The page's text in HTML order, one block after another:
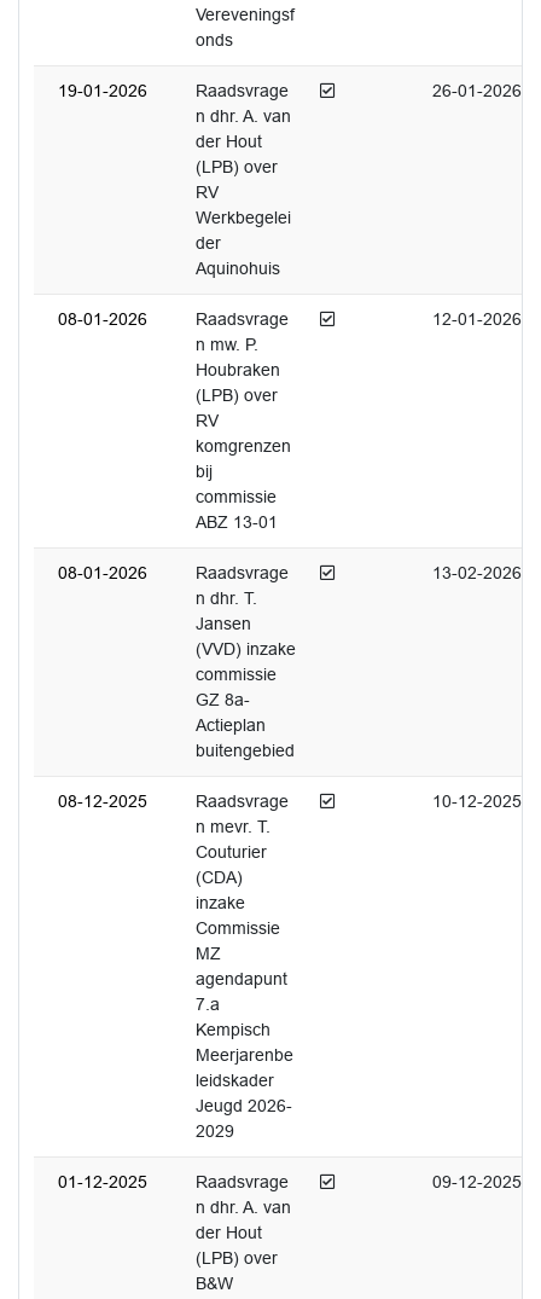
Vereveningsf
onds
19-01-2026
Raadsvrage
n dhr. A. van
der Hout
(LPB) over
RV
Werkbegelei
der
Aquinohuis
Afgedaan 26-01-2026
08-01-2026
Raadsvrage
n mw. P.
Houbraken
(LPB) over
RV
komgrenzen
bij
commissie
ABZ 13-01
Afgedaan 12-01-2026
08-01-2026
Raadsvrage
n dhr. T.
Jansen
(VVD) inzake
commissie
GZ 8a-
Actieplan
buitengebied
Afgedaan 13-02-2026
08-12-2025
Raadsvrage
n mevr. T.
Couturier
(CDA)
inzake
Commissie
MZ
agendapunt
7.a
Kempisch
Meerjarenbe
leidskader
Jeugd 2026-
2029
Afgedaan 10-12-2025
01-12-2025
Raadsvrage
n dhr. A. van
der Hout
(LPB) over
B&W
Afgedaan 09-12-2025